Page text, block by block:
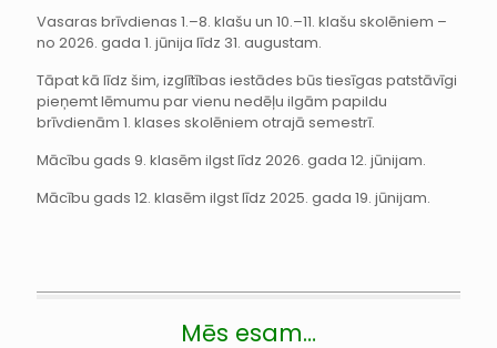
Vasaras brīvdienas 1.–8. klašu un 10.–11. klašu skolēniem –
no 2026. gada 1. jūnija līdz 31. augustam.
Tāpat kā līdz šim, izglītības iestādes būs tiesīgas patstāvīgi
pieņemt lēmumu par vienu nedēļu ilgām papildu
brīvdienām 1. klases skolēniem otrajā semestrī.
Mācību gads 9. klasēm ilgst līdz 2026. gada 12. jūnijam.
Mācību gads 12. klasēm ilgst līdz 2025. gada 19. jūnijam.
Mēs esam…